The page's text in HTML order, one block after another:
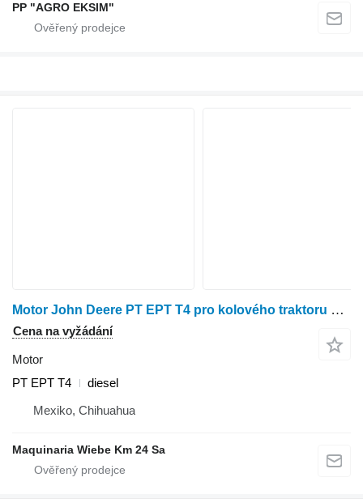
PP "AGRO EKSIM"
Motor John Deere PT EPT T4 pro kolového traktoru John Deere 544 II
Cena na vyžádání
Motor
PT EPT T4
diesel
Mexiko, Chihuahua
Maquinaria Wiebe Km 24 Sa